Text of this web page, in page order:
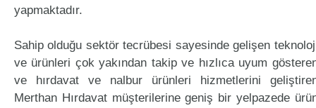
yapmaktadır.
Sahip olduğu sektör tecrübesi sayesinde gelişen
ve ürünleri çok yakından takip ve hızlıca uyum
ve hırdavat ve nalbur ürünleri hizmetlerini
Merthan Hırdavat müşterilerine geniş bir yelpazede